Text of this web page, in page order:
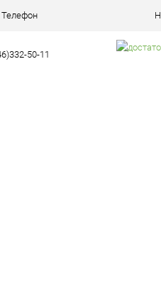
Телефон
50-11